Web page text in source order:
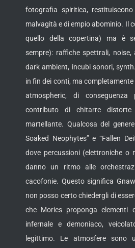
fotografia spiritica, restituiscono
malvagità e di empio abominio. Il
quello della copertina) ma è
sempre): raffiche spettrali, noise,
dark ambient, incubi sonori,
in fin dei conti, ma
atmospheric, di conseguenza
contributo di chitarre
martellante. Qualcosa del
Soaked Neophytes” e “Fallen
dove percussioni (elettroniche o
danno un ritmo alle
cacofonie. Questo significa
non posso certo chiedergli di
che Mories proponga elementi
infernale e demoniaco,
legittimo. Le atmosfere sono